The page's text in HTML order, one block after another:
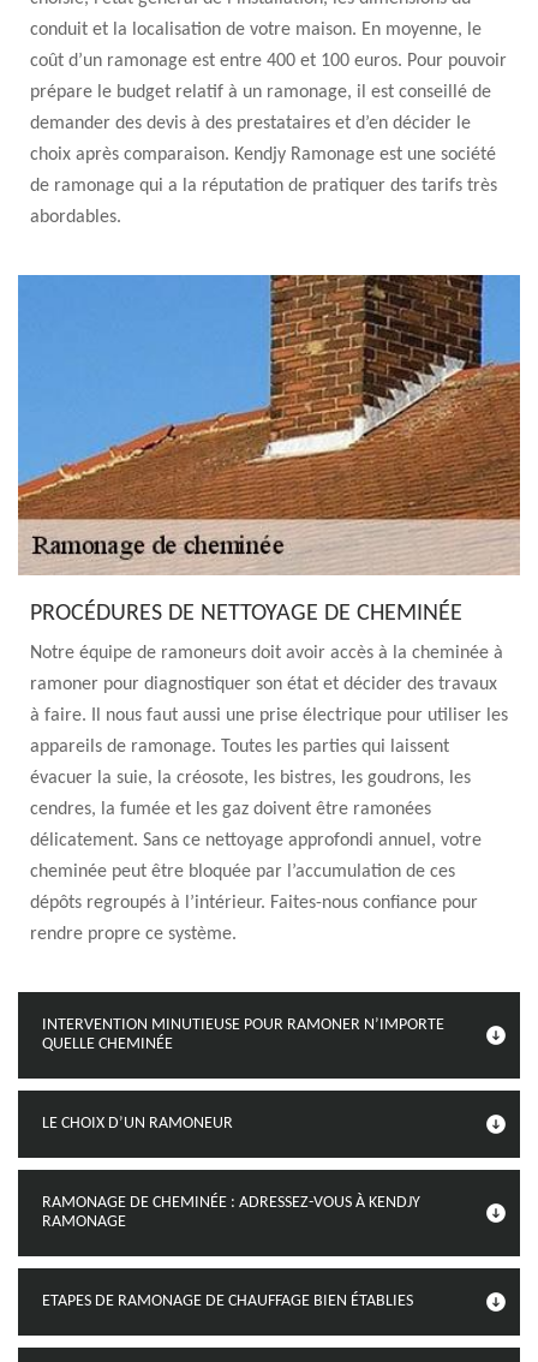
conduit et la localisation de votre maison. En moyenne, le
coût d’un ramonage est entre 400 et 100 euros. Pour pouvoir
prépare le budget relatif à un ramonage, il est conseillé de
demander des devis à des prestataires et d’en décider le
choix après comparaison. Kendjy Ramonage est une société
de ramonage qui a la réputation de pratiquer des tarifs très
abordables.
PROCÉDURES DE NETTOYAGE DE CHEMINÉE
Notre équipe de ramoneurs doit avoir accès à la cheminée à
ramoner pour diagnostiquer son état et décider des travaux
à faire. Il nous faut aussi une prise électrique pour utiliser les
appareils de ramonage. Toutes les parties qui laissent
évacuer la suie, la créosote, les bistres, les goudrons, les
cendres, la fumée et les gaz doivent être ramonées
délicatement. Sans ce nettoyage approfondi annuel, votre
cheminée peut être bloquée par l’accumulation de ces
dépôts regroupés à l’intérieur. Faites-nous confiance pour
rendre propre ce système.
INTERVENTION MINUTIEUSE POUR RAMONER N’IMPORTE
QUELLE CHEMINÉE
LE CHOIX D’UN RAMONEUR
RAMONAGE DE CHEMINÉE : ADRESSEZ-VOUS À KENDJY
RAMONAGE
ETAPES DE RAMONAGE DE CHAUFFAGE BIEN ÉTABLIES